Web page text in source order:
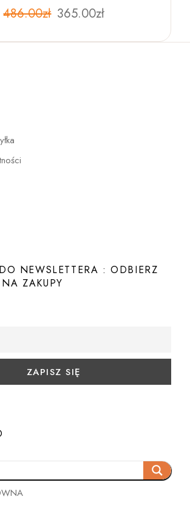
486.00zł
Pierwotna
wynosiła:
365.00zł
Aktualna
wynosi:
Ten
produkt
wiele
NEWSLETTERA : ODBIERZ
ZAKUPY